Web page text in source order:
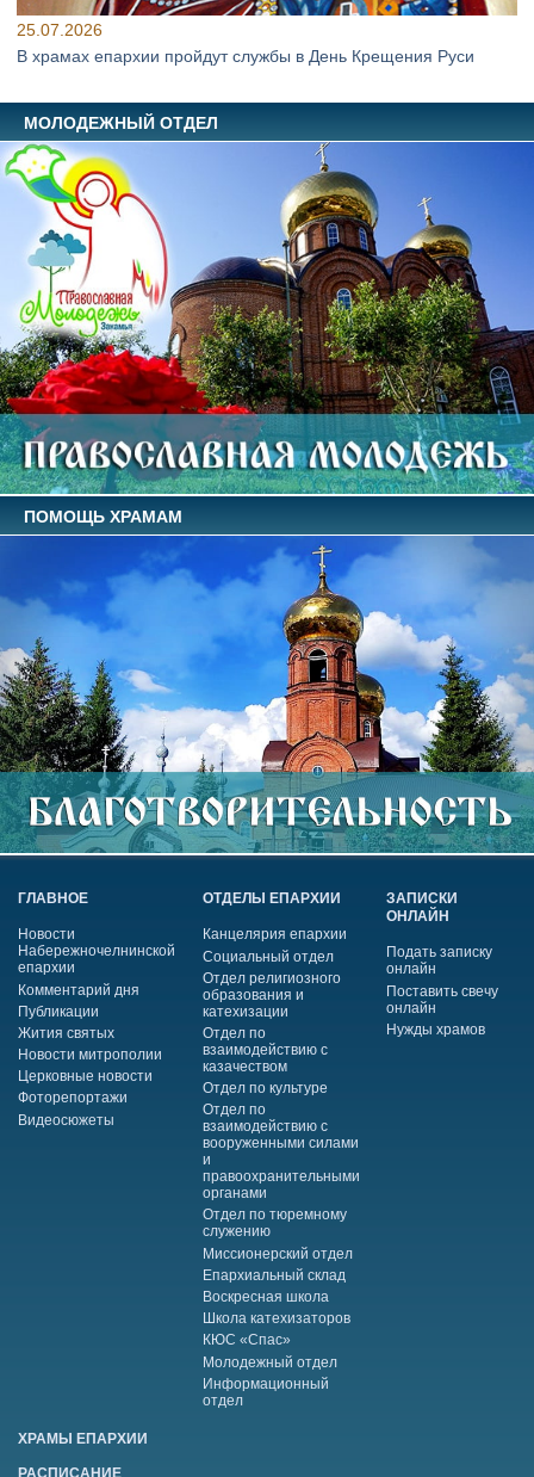
25.07.2026
В храмах епархии пройдут службы в День Крещения Руси
МОЛОДЕЖНЫЙ ОТДЕЛ
ПОМОЩЬ ХРАМАМ
ГЛАВНОЕ
Новости
Набережночелнинской
епархии
Комментарий дня
Публикации
Жития святых
Новости митрополии
Церковные новости
Фоторепортажи
Видеосюжеты
ОТДЕЛЫ ЕПАРХИИ
Канцелярия епархии
Социальный отдел
Отдел религиозного
образования и
катехизации
Отдел по
взаимодействию с
казачеством
Отдел по культуре
Отдел по
взаимодействию с
вооруженными силами
и
правоохранительными
органами
Отдел по тюремному
служению
Миссионерский отдел
Епархиальный склад
Воскресная школа
Школа катехизаторов
КЮС «Спас»
Молодежный отдел
Информационный
отдел
ЗАПИСКИ
ОНЛАЙН
Подать записку
онлайн
Поставить свечу
онлайн
Нужды храмов
ХРАМЫ ЕПАРХИИ
РАСПИСАНИЕ